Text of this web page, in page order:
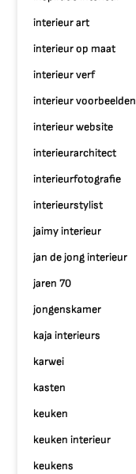
interieur art
interieur op maat
interieur verf
interieur voorbeelden
interieur website
interieurarchitect
interieurfotografie
interieurstylist
jaimy interieur
jan de jong interieur
jaren 70
jongenskamer
kaja interieurs
karwei
kasten
keuken
keuken interieur
keukens